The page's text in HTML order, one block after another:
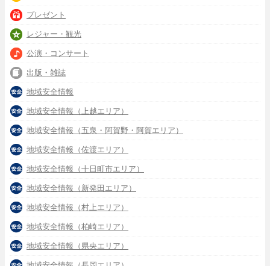
プレゼント
レジャー・観光
公演・コンサート
出版・雑誌
地域安全情報
地域安全情報（上越エリア）
地域安全情報（五泉・阿賀野・阿賀エリア）
地域安全情報（佐渡エリア）
地域安全情報（十日町市エリア）
地域安全情報（新発田エリア）
地域安全情報（村上エリア）
地域安全情報（柏崎エリア）
地域安全情報（県央エリア）